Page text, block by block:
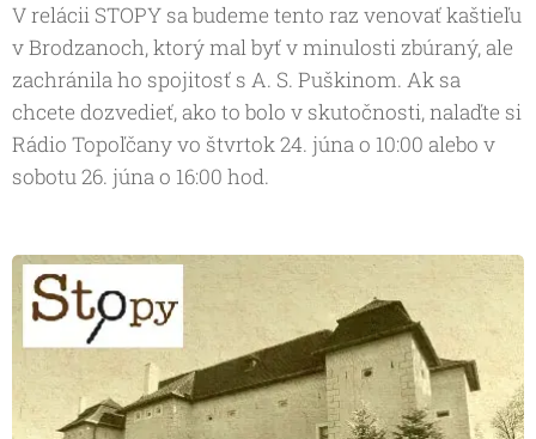
V relácii STOPY sa budeme tento raz venovať kaštieľu
v Brodzanoch, ktorý mal byť v minulosti zbúraný, ale
zachránila ho spojitosť s A. S. Puškinom. Ak sa
chcete dozvedieť, ako to bolo v skutočnosti, nalaďte si
Rádio Topoľčany vo štvrtok 24. júna o 10:00 alebo v
sobotu 26. júna o 16:00 hod.